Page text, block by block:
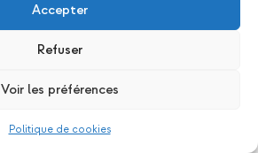
Accepter
Refuser
Voir les préférences
Politique de cookies